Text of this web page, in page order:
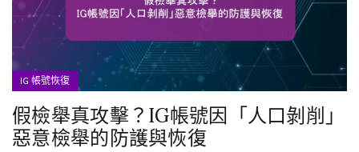
IG 帳號恢復
假檢舉真攻擊？IG帳號因「人口剝削」
惡意檢舉的防護與恢復